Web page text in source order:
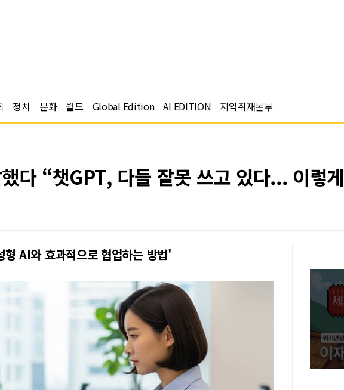
정치 문화 월드 Global Edition AI EDITION 지역취재본부
다 “챗GPT, 다들 잘못 쓰고 있다... 이렇
AI와 효과적으로 협업하는 방법'